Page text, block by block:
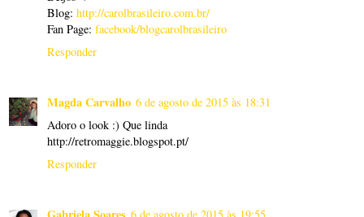
Blog: http://carolbrasileiro.com.br/
Fan Page: facebook/blogcarolbrasileiro
Responder
Magda Carvalho 6 de agosto de 2015 às 18:31
Adoro o look :) Que linda
http://retromaggie.blogspot.pt/
Responder